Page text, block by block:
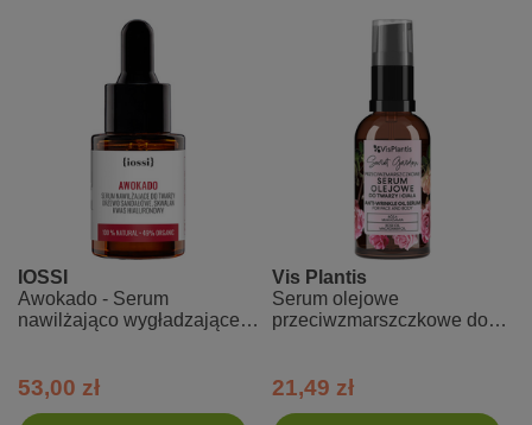
IOSSI
Awokado - Serum
nawilżająco wygładzające z
53,00 zł
Vis Plantis
Serum olejowe
przeciwzmarszczkowe do
21,49 zł